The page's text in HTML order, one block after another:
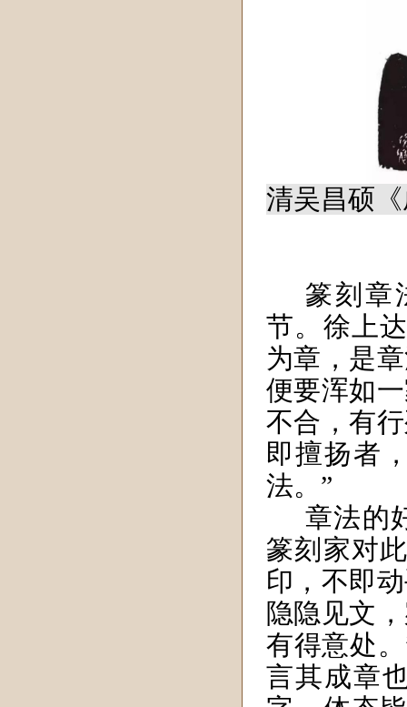
清吴昌硕《
篆刻章
节。徐上
为章，是
便要浑如
不合，有
即擅扬者
法。”
章法的
篆刻家对
印，不即
隐隐见文
有得意处
言其成章